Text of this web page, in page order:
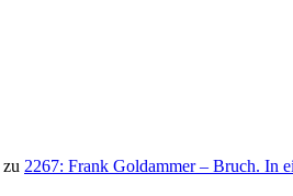
zu 2267: Frank Goldammer – Bruch. In